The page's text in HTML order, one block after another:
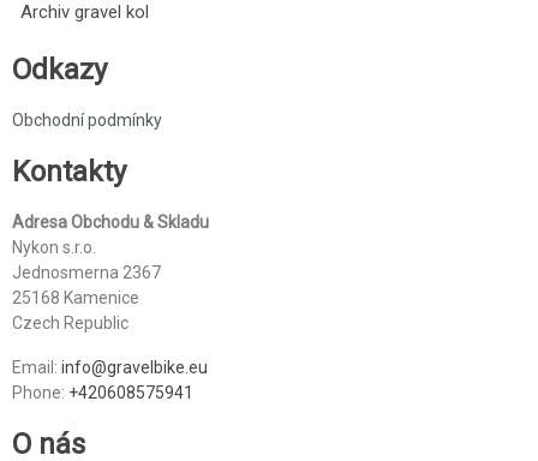
Archiv gravel kol
Odkazy
Obchodní podmínky
Kontakty
Adresa Obchodu & Skladu
Nykon s.r.o.
Jednosmerna 2367
25168 Kamenice
Czech Republic
Email: info@gravelbike.eu
Phone: +420608575941
O nás